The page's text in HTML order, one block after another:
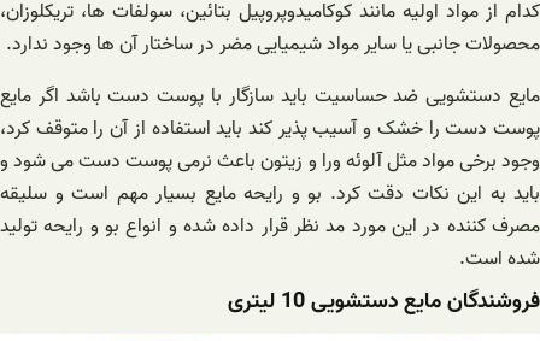
کدام از مواد اولیه مانند کوکامیدوپروپیل بتائین، سولفات ها، تریکلوزان،
محصولات جانبی یا سایر مواد شیمیایی مضر در ساختار آن ها وجود ندارد.
مایع دستشویی ضد حساسیت باید سازگار با پوست دست باشد اگر مایع
پوست دست را خشک و آسیب پذیر کند باید استفاده از آن را متوقف کرد،
وجود برخی مواد مثل آلوئه ورا و زیتون باعث نرمی پوست دست می شود و
باید به این نکات دقت کرد. بو و رایحه مایع بسیار مهم است و سلیقه
مصرف کننده در این مورد مد نظر قرار داده شده و انواع بو و رایحه تولید
شده است.
فروشندگان مایع دستشویی 10 لیتری